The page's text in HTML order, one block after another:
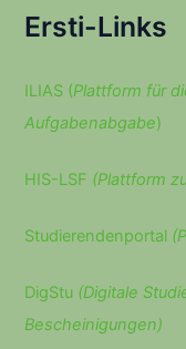
Ersti-Links
ILIAS (Plattform für
Aufgabenabgabe)
HIS-LSF (Plattform
Studierendenportal
DigStu (Digitale
Bescheinigungen)